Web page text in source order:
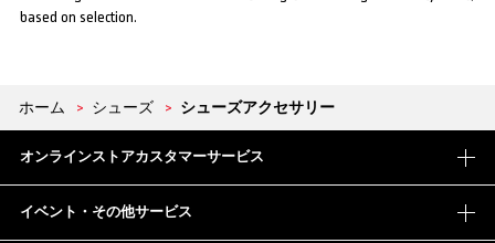
based on selection.
ホーム > シューズ > シューズアクセサリー
オンラインストアカスタマーサービス
イベント・その他サービス